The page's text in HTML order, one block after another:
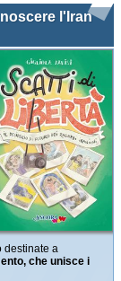
l'Iran
destinate a
che unisce i